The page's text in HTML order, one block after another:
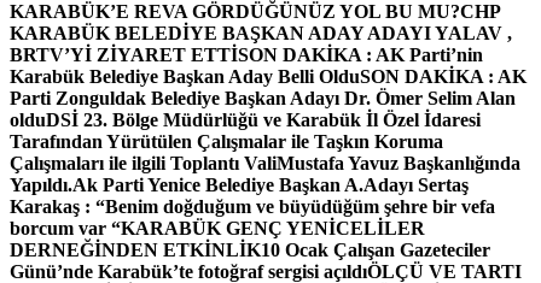
KARABÜK’E REVA GÖRDÜĞÜNÜZ YOL BU MU?CHP
KARABÜK BELEDİYE BAŞKAN ADAY ADAYI YALAV ,
BRTV’Yİ ZİYARET ETTİSON DAKİKA : AK Parti’nin
Karabük Belediye Başkan Aday Belli OlduSON DAKİKA : AK
Parti Zonguldak Belediye Başkan Adayı Dr. Ömer Selim Alan
olduDSİ 23. Bölge Müdürlüğü ve Karabük İl Özel İdaresi
Tarafından Yürütülen Çalışmalar ile Taşkın Koruma
Çalışmaları ile ilgili Toplantı ValiMustafa Yavuz Başkanlığında
Yapıldı.Ak Parti Yenice Belediye Başkan A.Adayı Sertaş
Karakaş : “Benim doğduğum ve büyüdüğüm şehre bir vefa
borcum var “KARABÜK GENÇ YENİCELİLER
DERNEĞİNDEN ETKİNLİK10 Ocak Çalışan Gazeteciler
Günü’nde Karabük’te fotoğraf sergisi açıldıÖLÇÜ VE TARTI